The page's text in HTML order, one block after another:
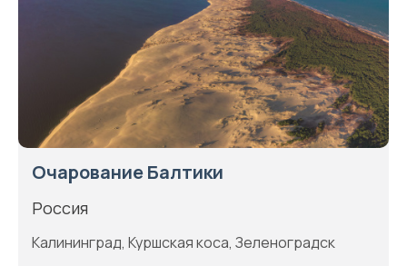
Очарование Балтики
Россия
Калининград, Куршская коса, Зеленоградск